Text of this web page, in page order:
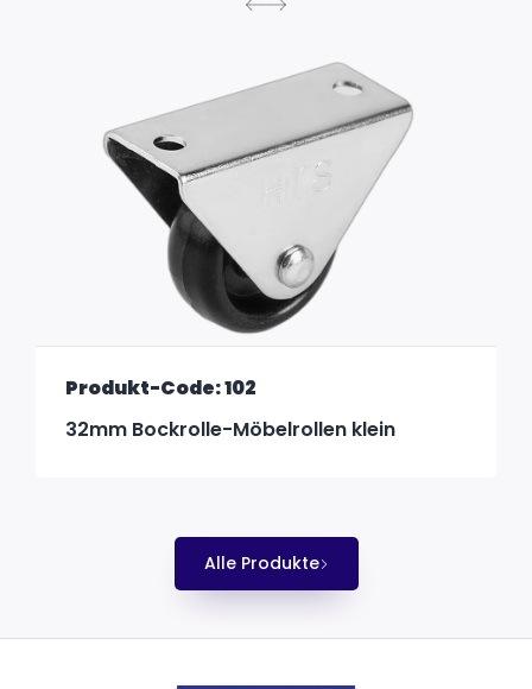
Produkt-Code: 102
32mm Bockrolle-Möbelrollen klein
Alle Produkte